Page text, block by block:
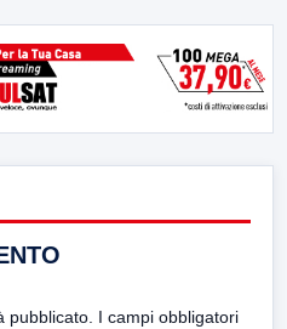
pubblicato. I campi obbligatori